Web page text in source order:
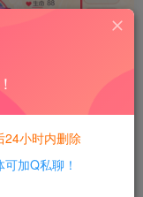
speed
6 1218
24小时内删除
加Q私聊！